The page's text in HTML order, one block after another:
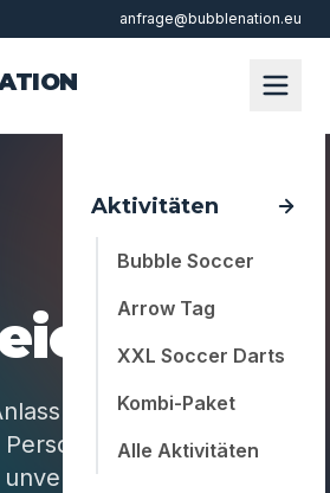
anfrage@bubblenation.eu
Aktivitäten
Bubble Soccer
Arrow Tag
XXL Soccer Darts
Kombi-Paket
Alle Aktivitäten
du?
- wir kümmern uns
und alle Details,
wird.